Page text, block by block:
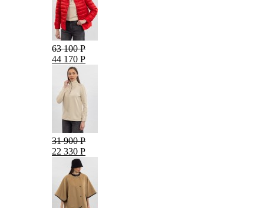
63 100 Р
44 170 Р
31 900 Р
22 330 Р